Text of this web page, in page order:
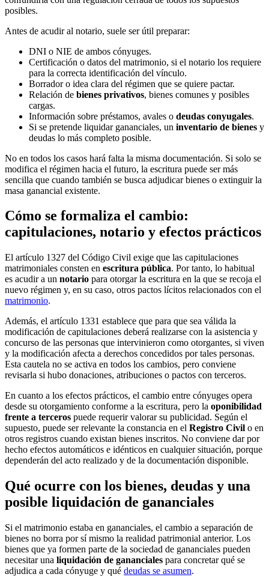
posibles.
Antes de acudir al notario, suele ser útil preparar:
DNI o NIE de ambos cónyuges.
Certificación o datos del matrimonio, si el notario los requiere
para la correcta identificación del vínculo.
Borrador o idea clara del régimen que se quiere pactar.
Relación de bienes privativos, bienes comunes y posibles
cargas.
Información sobre préstamos, avales o deudas conyugales.
Si se pretende liquidar gananciales, un inventario de bienes y
deudas lo más completo posible.
No en todos los casos hará falta la misma documentación. Si solo se
modifica el régimen hacia el futuro, la escritura puede ser más
sencilla que cuando también se busca adjudicar bienes o extinguir la
masa ganancial existente.
Cómo se formaliza el cambio:
capitulaciones, notario y efectos prácticos
El artículo 1327 del Código Civil exige que las capitulaciones
matrimoniales consten en escritura pública. Por tanto, lo habitual
es acudir a un notario para otorgar la escritura en la que se recoja el
nuevo régimen y, en su caso, otros pactos lícitos relacionados con el
matrimonio.
Además, el artículo 1331 establece que para que sea válida la
modificación de capitulaciones deberá realizarse con la asistencia y
concurso de las personas que intervinieron como otorgantes, si viven
y la modificación afecta a derechos concedidos por tales personas.
Esta cautela no se activa en todos los cambios, pero conviene
revisarla si hubo donaciones, atribuciones o pactos con terceros.
En cuanto a los efectos prácticos, el cambio entre cónyuges opera
desde su otorgamiento conforme a la escritura, pero la oponibilidad
frente a terceros puede requerir valorar su publicidad. Según el
supuesto, puede ser relevante la constancia en el Registro Civil o en
otros registros cuando existan bienes inscritos. No conviene dar por
hecho efectos automáticos e idénticos en cualquier situación, porque
dependerán del acto realizado y de la documentación disponible.
Qué ocurre con los bienes, deudas y una
posible liquidación de gananciales
Si el matrimonio estaba en gananciales, el cambio a separación de
bienes no borra por sí mismo la realidad patrimonial anterior. Los
bienes que ya formen parte de la sociedad de gananciales pueden
necesitar una liquidación de gananciales para concretar qué se
adjudica a cada cónyuge y qué deudas se asumen.